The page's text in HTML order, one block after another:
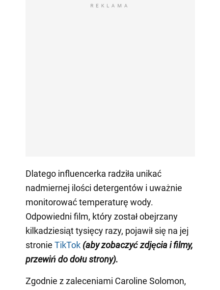
REKLAMA
Dlatego influencerka radziła unikać
nadmiernej ilości detergentów i uważnie
monitorować temperaturę wody.
Odpowiedni film, który został obejrzany
kilkadziesiąt tysięcy razy, pojawił się na jej
stronie TikTok (aby zobaczyć zdjęcia i filmy,
przewiń do dołu strony).
Zgodnie z zaleceniami Caroline Solomon,